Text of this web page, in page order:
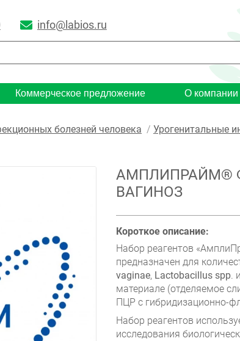
info@labios.ru
Коммерческое предложение О компании
болезней человека Урогенитальные
АМПЛИПРАЙМ®
ВАГИНОЗ
Короткое описание:
Набор реагентов
предназначен для
vaginae, Lactobacillus spp.
материале (отделяемое
ПЦР с гибридизационно-
Набор реагентов
исследования